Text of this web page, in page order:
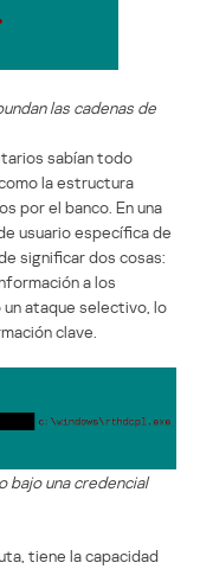
las cadenas de
sabían todo
la estructura
por el banco. En una
usuario específica de
significar dos cosas:
a los
ataque selectivo, lo
clave.
bajo una credencial
tiene la capacidad